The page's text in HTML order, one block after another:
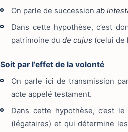
On parle de successionab
Dans cette hypothèse, c’est
patrimoine dude cujus (celui de
Soit par l’effet de la volonté
On parle ici de transmission
acte appelé testament.
Dans cette hypothèse, c’est le
(légataires) et qui détermine